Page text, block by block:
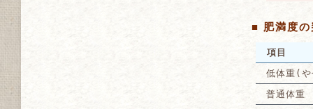
■ 肥満度
項目
低体重(
普通体重